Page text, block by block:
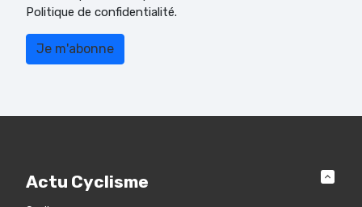
Politique de confidentialité.
Actu Cyclisme